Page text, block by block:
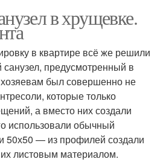
в хрущевке.
в квартире всё же решили
предусмотренный в
хозяевам был совершенно не
которые только
а вместо них создали
использовали обычный
50х50 — из профилей создали
листовым материалом.